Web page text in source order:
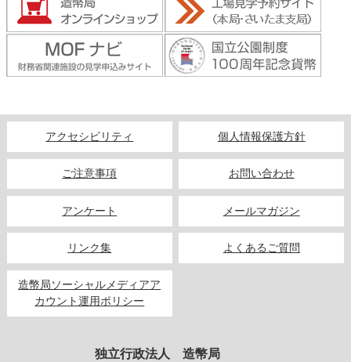
アクセシビリティ 個人情報保護方針
ご注意事項 お問い合わせ
アンケート メールマガジン
リンク集 よくあるご質問
造幣局ソーシャルメディアア
カウント運用ポリシー
独立行政法人 造幣局